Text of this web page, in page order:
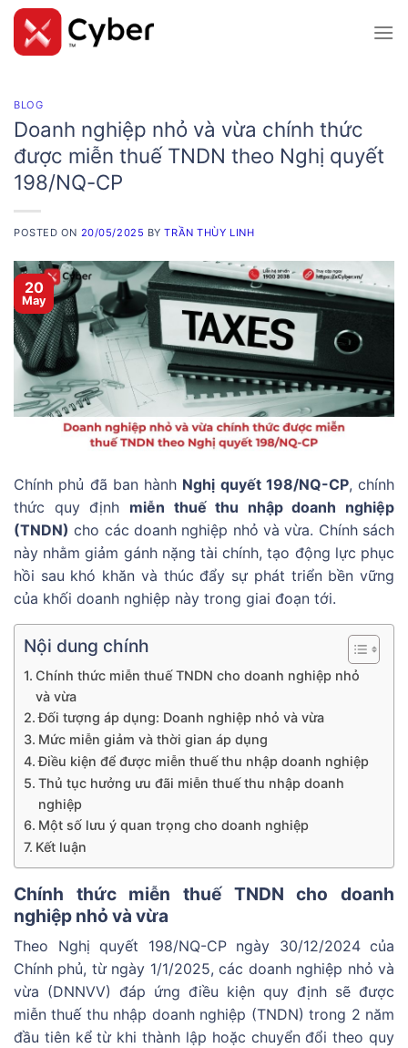
Skip
content
BLOG
Doanh nghiệp nhỏ và vừa chính thức
được miễn thuế TNDN theo Nghị quyết
198/NQ-CP
POSTED ON 20/05/2025 BYTRẦN THÙY LINH
20
May
Chính phủ đã ban hành Nghị quyết 198/NQ-CP, chính
thức quy định miễn thuế thu nhập doanh nghiệp
(TNDN) cho các doanh nghiệp nhỏ và vừa. Chính sách
này nhằm giảm gánh nặng tài chính, tạo động lực phục
hồi sau khó khăn và thúc đẩy sự phát triển bền vững
của khối doanh nghiệp này trong giai đoạn tới.
Nội dung chính
Chính thức miễn thuế TNDN cho doanh nghiệp nhỏ
và vừa
Đối tượng áp dụng: Doanh nghiệp nhỏ và vừa
Mức miễn giảm và thời gian áp dụng
Điều kiện để được miễn thuế thu nhập doanh nghiệp
Thủ tục hưởng ưu đãi miễn thuế thu nhập doanh
nghiệp
Một số lưu ý quan trọng cho doanh nghiệp
Kết luận
Chính thức miễn thuế TNDN cho doanh
nghiệp nhỏ và vừa
Theo Nghị quyết 198/NQ-CP ngày 30/12/2024 của
Chính phủ, từ ngày 1/1/2025, các doanh nghiệp nhỏ và
vừa (DNNVV) đáp ứng điều kiện quy định sẽ được
miễn thuế thu nhập doanh nghiệp (TNDN) trong 2 năm
đầu tiên kể từ khi thành lập hoặc chuyển đổi theo quy